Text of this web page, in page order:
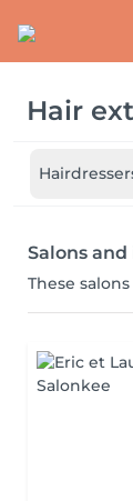
Hair
Salons
These